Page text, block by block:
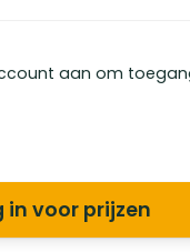
aan om
in voor prijzen